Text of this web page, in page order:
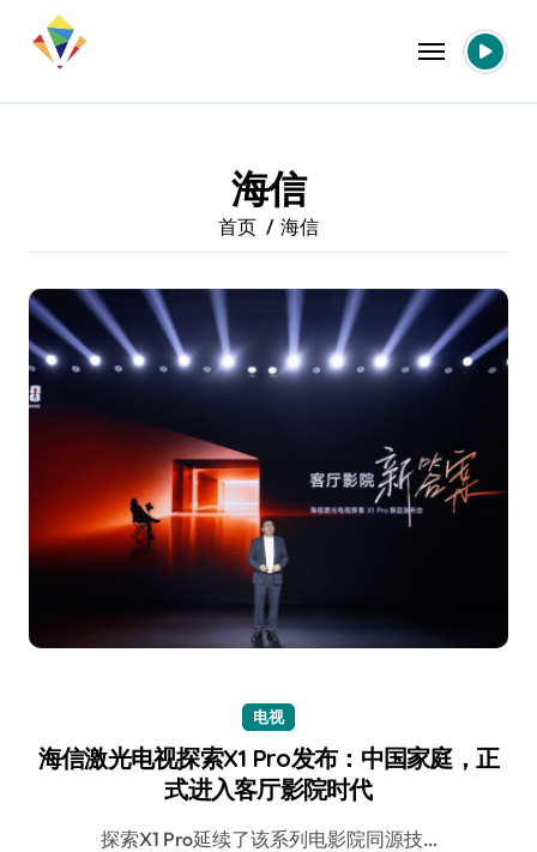
海信
首页 海信
电视
海信激光电视探索X1 Pro发布：中国家庭，正
式进入客厅影院时代
探索X1 Pro延续了该系列电影院同源技…